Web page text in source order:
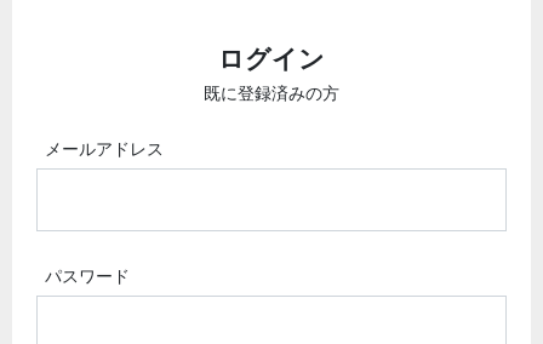
ログイン
既に登録済みの方
メールアドレス
パスワード